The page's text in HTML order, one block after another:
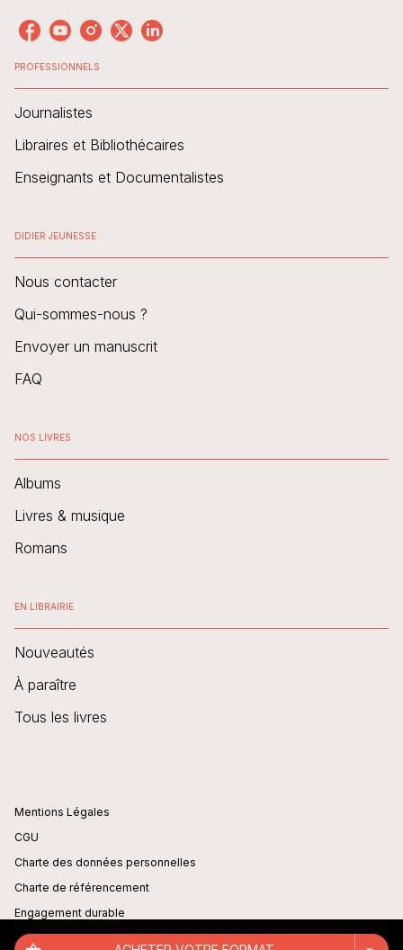
PROFESSIONNELS
Journalistes
Libraires et Bibliothécaires
Enseignants et Documentalistes
DIDIER JEUNESSE
Nous contacter
Qui-sommes-nous ?
Envoyer un manuscrit
FAQ
NOS LIVRES
Albums
Livres & musique
Romans
EN LIBRAIRIE
Nouveautés
À paraître
Tous les livres
Mentions Légales
CGU
Charte des données personnelles
Charte de référencement
Engagement durable
Paramétrer vos cookies